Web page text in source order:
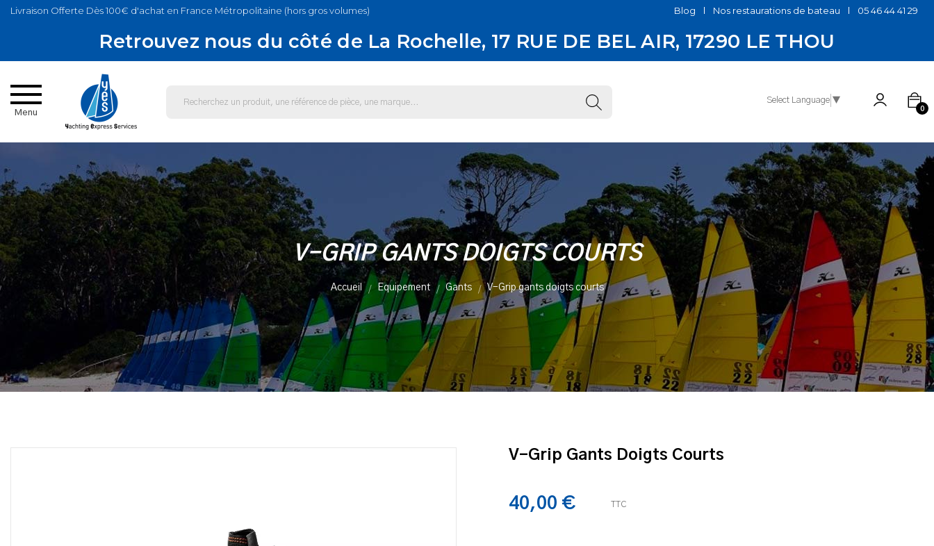
Livraison Offerte Dès 100€ d'achat en France Métropolitaine (hors gros volumes) Blog Nos restaurations de bateau 05 46 44 41 29
Retrouvez nous du côté de La Rochelle, 17 RUE DE BEL AIR, 17290 LE THOU
Menu
Select Language ▼
0
V-GRIP GANTS DOIGTS COURTS
Accueil Equipement Gants V-Grip gants doigts courts
V-Grip Gants Doigts Courts
40,00 € TTC